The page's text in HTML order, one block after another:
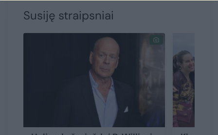
Susiję straipsniai